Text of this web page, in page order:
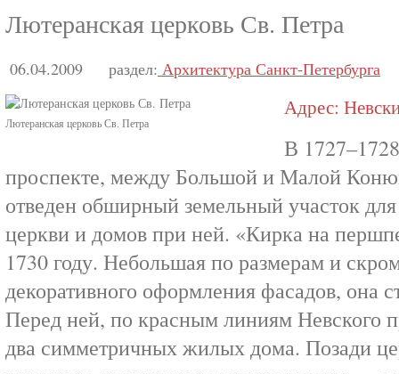
Лютеранская церковь Св. Петра
06.04.2009 раздел: Архитектура Санкт-Петербурга
Лютеранская церковь Св. Петра
Адрес:
В
проспекте, между Большой и Малой
отведен обширный земельный участок
церкви и домов при ней. «Кирка на
1730 году. Небольшая по размерам и
декоративного оформления фасадов, она
Перед ней, по красным линиям Невского
два симметричных жилых дома. Позади